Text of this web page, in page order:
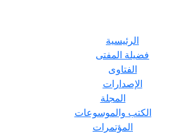
الرئيسية
فضيلة المفتى
الفتاوى
الإصدارات
المجلة
الكتب والموسوعات
المؤتمرات